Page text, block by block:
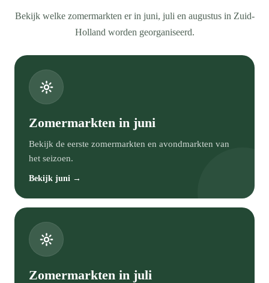
Bekijk welke zomermarkten er in juni, juli en augustus in Zuid-
Holland worden georganiseerd.
Zomermarkten in juni
Bekijk de eerste zomermarkten en avondmarkten van
het seizoen.
Bekijk juni →
Zomermarkten in juli